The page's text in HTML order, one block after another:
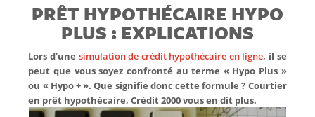
PRÊT HYPOTHÉCAIRE HYPO
PLUS : EXPLICATIONS
Lors d’une simulation de crédit hypothécaire en ligne, il se
peut que vous soyez confronté au terme « Hypo Plus »
ou « Hypo + ». Que signifie donc cette formule ? Courtier
en prêt hypothécaire, Crédit 2000 vous en dit plus.